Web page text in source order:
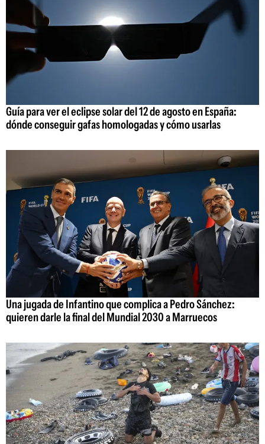
Guía para ver el eclipse solar del 12 de agosto en España:
dónde conseguir gafas homologadas y cómo usarlas
Una jugada de Infantino que complica a Pedro Sánchez:
quieren darle la final del Mundial 2030 a Marruecos